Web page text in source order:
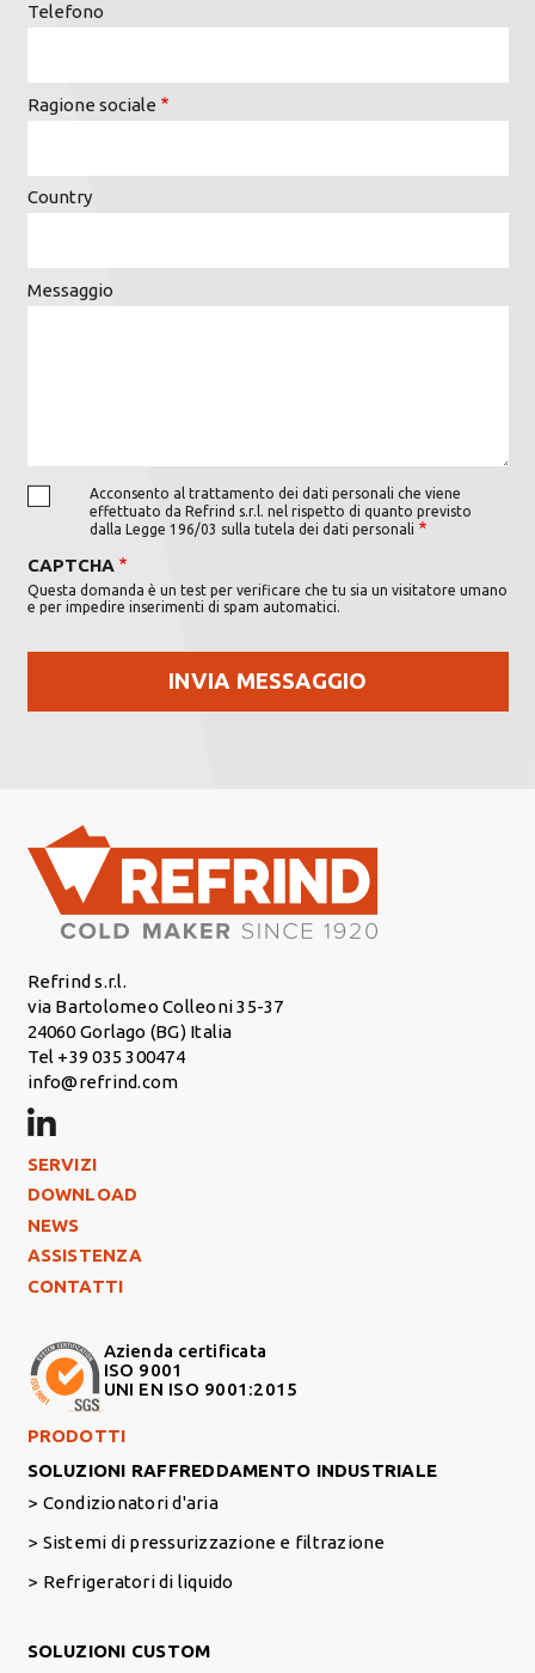
Telefono
Ragione sociale
Country
Messaggio
Acconsento al trattamento dei dati personali che viene
effettuato da Refrind s.r.l. nel rispetto di quanto previsto
dalla Legge 196/03 sulla tutela dei dati personali
CAPTCHA
Questa domanda è un test per verificare che tu sia un visitatore umano
e per impedire inserimenti di spam automatici.
Refrind s.r.l.
via Bartolomeo Colleoni 35-37
24060 Gorlago (BG) Italia
Tel +39 035 300474
info@refrind.com
Footer Left
SERVIZI
DOWNLOAD
NEWS
ASSISTENZA
CONTATTI
Azienda certificata
ISO 9001
UNI EN ISO 9001:2015
Footer Right Middle
PRODOTTI
SOLUZIONI RAFFREDDAMENTO INDUSTRIALE
Condizionatori d'aria
Sistemi di pressurizzazione e filtrazione
Refrigeratori di liquido
Footer Right
SOLUZIONI CUSTOM